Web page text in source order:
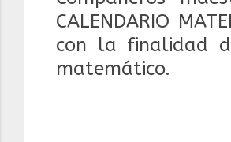
CALENDARIO
con la finalidad
matemático.